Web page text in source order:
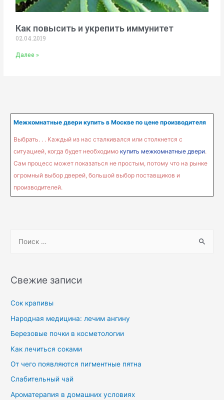
Как повысить и укрепить иммунитет
02.04.2019
Далее »
Межкомнатные двери купить в Москве по цене производителя
Выбрать. . . Каждый из нас сталкивался или столкнется с
ситуацией, когда будет необходимо купить межкомнатные двери.
Сам процесс может показаться не простым, потому что на рынке
огромный выбор дверей, большой выбор поставщиков и
производителей.
Свежие записи
Сок крапивы
Народная медицина: лечим ангину
Березовые почки в косметологии
Как лечиться соками
От чего появляются пигментные пятна
Слабительный чай
Ароматерапия в домашних условиях